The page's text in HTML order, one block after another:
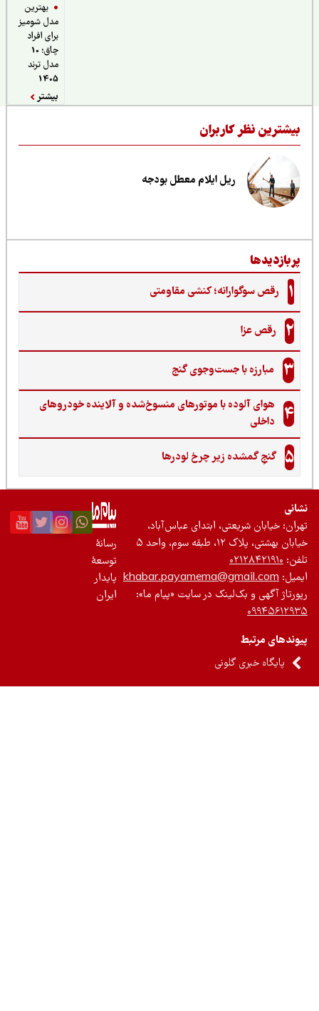
بهترین
مدل شومیز
برای افراد
چاق؛ 10
مدل ترند
نظر کاربران
ریل ایلام معطل بودجه
رقص سوگوارانه؛ کنشی مقاومتی
رقص عزا
مبارزه با جست‌وجوی گنج‌
هوای آلوده با موتورهای منسوخ‌شده و آلاینده خودروهای
داخلی
گنجِ گمشده زیر چرخ لودرها
خیابان شریعتی، ابتدای عباس‌آباد،
بهشتی، پلاک ۱۲، طبقه سوم، واحد ۵
۰۲۱۲۸۴۲۱۹۱۰
khabar.payamema@gmail.com
آگهی و بک‌لینک در سایت «پیام ما»:
مرتبط
پایگاه خبری گلونی
رسانۀ
توسعۀ
پایدار
ایران